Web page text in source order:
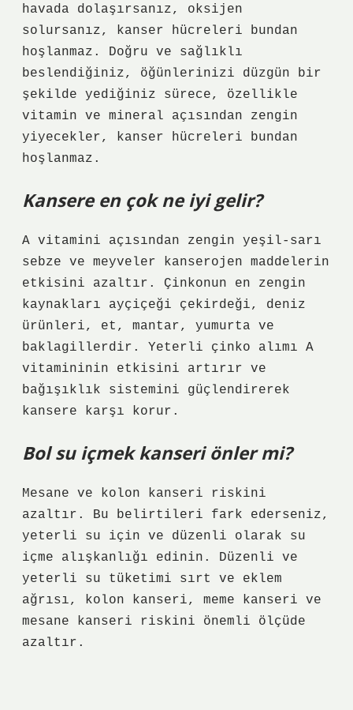
havada dolaşırsanız, oksijen
solursanız, kanser hücreleri bundan
hoşlanmaz. Doğru ve sağlıklı
beslendiğiniz, öğünlerinizi düzgün bir
şekilde yediğiniz sürece, özellikle
vitamin ve mineral açısından zengin
yiyecekler, kanser hücreleri bundan
hoşlanmaz.
Kansere en çok ne iyi gelir?
A vitamini açısından zengin yeşil-sarı
sebze ve meyveler kanserojen maddelerin
etkisini azaltır. Çinkonun en zengin
kaynakları ayçiçeği çekirdeği, deniz
ürünleri, et, mantar, yumurta ve
baklagillerdir. Yeterli çinko alımı A
vitamininin etkisini artırır ve
bağışıklık sistemini güçlendirerek
kansere karşı korur.
Bol su içmek kanseri önler mi?
Mesane ve kolon kanseri riskini
azaltır. Bu belirtileri fark ederseniz,
yeterli su için ve düzenli olarak su
içme alışkanlığı edinin. Düzenli ve
yeterli su tüketimi sırt ve eklem
ağrısı, kolon kanseri, meme kanseri ve
mesane kanseri riskini önemli ölçüde
azaltır.